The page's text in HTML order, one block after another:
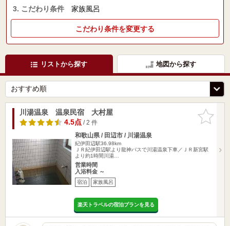
3. こだわり条件 家族風呂
こだわり条件を変更する
リストから探す 地図から探す
お気に入
りに追加
川湯温泉 温泉民宿 大村屋
4.5点/ 2 件
和歌山県 / 田辺市 / 川湯温泉
紀伊田辺駅36.98km
ＪＲ紀伊田辺駅より龍神バスで川湯温泉下車／ＪＲ新宮駅
より約1時間川湯…
営業時間
入浴料金 ～
宿泊 家族風呂
楽天トラベルの宿泊プランを見る